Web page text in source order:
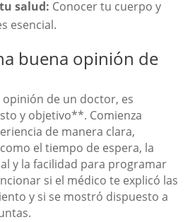
salud: Conocer tu cuerpo y
esencial.
buena opinión de
de un doctor, es
y objetivo**. Comienza
de manera clara,
el tiempo de espera, la
y la facilidad para programar
si el médico te explicó las
y si se mostró dispuesto a